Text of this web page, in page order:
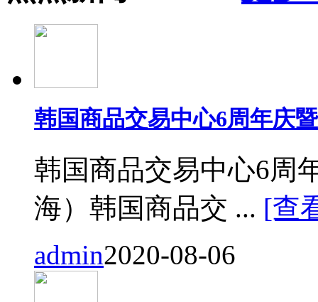
韩国商品交易中心6周年庆
韩国商品交易中心6周
海）韩国商品交 ... [查
admin2020-08-06